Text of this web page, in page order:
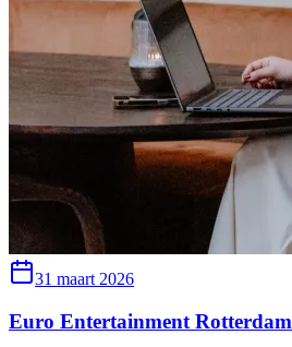
31 maart 2026
Euro Entertainment Rotterdam